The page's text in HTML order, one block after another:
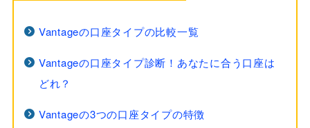
Vantageの口座タイプの比較一覧
Vantageの口座タイプ診断！あなたに合う口座は
どれ？
Vantageの3つの口座タイプの特徴